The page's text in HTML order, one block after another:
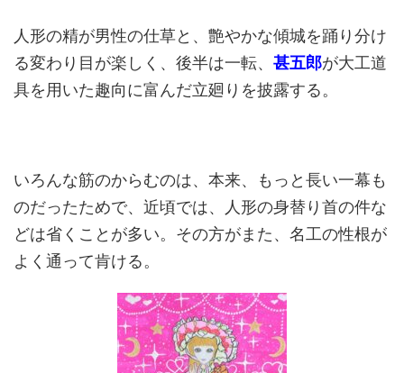
人形の精が男性の仕草と、艶やかな傾城を踊り分け
る変わり目が楽しく、後半は一転、 甚五郎が大工道
具を用いた趣向に富んだ立廻りを披露する。
いろんな筋のからむのは、本来、もっと長い一幕も
のだったためで、近頃では、人形の身替り首の件な
どは省くことが多い。その方がまた、名工の性根が
よく通って肯ける。